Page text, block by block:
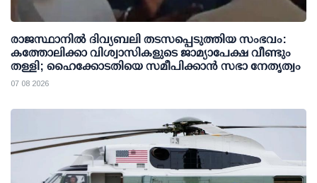
രാജസ്ഥാനിൽ ദിവ്യബലി തടസപ്പെടുത്തിയ സംഭവം:
കത്തോലിക്കാ വിശ്വാസികളുടെ ജാമ്യാപേക്ഷ വീണ്ടും
തള്ളി; ഹൈക്കോടതിയെ സമീപിക്കാൻ സഭാ നേതൃത്വം
07 08 2026